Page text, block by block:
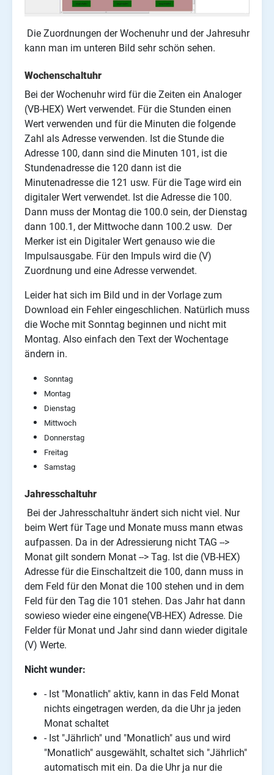
Die Zuordnungen der Wochenuhr und der Jahresuhr
kann man im unteren Bild sehr schön sehen.
Wochenschaltuhr
Bei der Wochenuhr wird für die Zeiten ein Analoger
(VB-HEX) Wert verwendet. Für die Stunden einen
Wert verwenden und für die Minuten die folgende
Zahl als Adresse verwenden. Ist die Stunde die
Adresse 100, dann sind die Minuten 101, ist die
Stundenadresse die 120 dann ist die
Minutenadresse die 121 usw. Für die Tage wird ein
digitaler Wert verwendet. Ist die Adresse die 100.
Dann muss der Montag die 100.0 sein, der Dienstag
dann 100.1, der Mittwoche dann 100.2 usw. Der
Merker ist ein Digitaler Wert genauso wie die
Impulsausgabe. Für den Impuls wird die (V)
Zuordnung und eine Adresse verwendet.
Leider hat sich im Bild und in der Vorlage zum
Download ein Fehler eingeschlichen. Natürlich muss
die Woche mit Sonntag beginnen und nicht mit
Montag. Also einfach den Text der Wochentage
ändern in.
Sonntag
Montag
Dienstag
Mittwoch
Donnerstag
Freitag
Samstag
Jahresschaltuhr
Bei der Jahresschaltuhr ändert sich nicht viel. Nur
beim Wert für Tage und Monate muss mann etwas
aufpassen. Da in der Adressierung nicht TAG -->
Monat gilt sondern Monat --> Tag. Ist die (VB-HEX)
Adresse für die Einschaltzeit die 100, dann muss in
dem Feld für den Monat die 100 stehen und in dem
Feld für den Tag die 101 stehen. Das Jahr hat dann
sowieso wieder eine eingene(VB-HEX) Adresse. Die
Felder für Monat und Jahr sind dann wieder digitale
(V) Werte.
Nicht wunder:
- Ist "Monatlich" aktiv, kann in das Feld Monat
nichts eingetragen werden, da die Uhr ja jeden
Monat schaltet
- Ist "Jährlich" und "Monatlich" aus und wird
"Monatlich" ausgewählt, schaltet sich "Jährlich"
automatisch mit ein. Da die Uhr ja nur die